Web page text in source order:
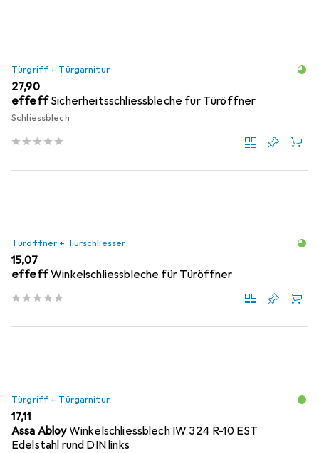
Türgriff + Türgarnitur
EUR
27,90
effeff Sicherheitsschliessbleche für Türöffner
Schliessblech
Türöffner + Türschliesser
EUR
15,07
effeffWinkelschliessbleche für Türöffner
Türgriff + Türgarnitur
EUR
17,11
Assa AbloyWinkelschliessblech IW 324 R-10 EST
Edelstahl rund DIN links